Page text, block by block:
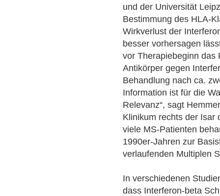
und der Universität
Bestimmung des HLA-
Wirkverlust der
besser vorhersagen
vor Therapiebeginn das
Antikörper gegen
Behandlung nach ca.
Information ist für die
Relevanz“, sagt
Klinikum rechts der Isar
viele MS-Patienten
1990er-Jahren zur
verlaufenden Multiplen
In verschiedenen
dass Interferon-beta